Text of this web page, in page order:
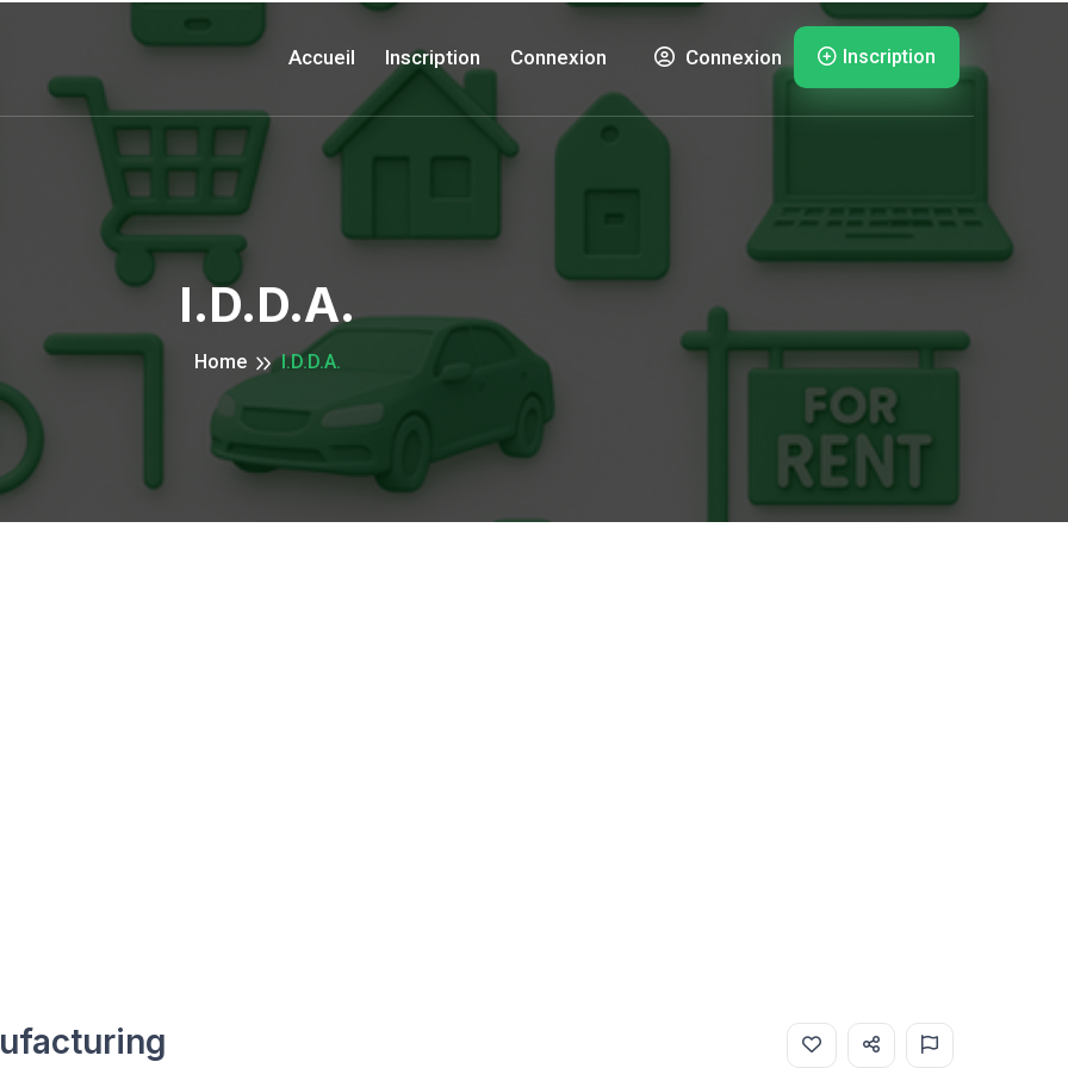
Accueil Inscription Connexion Connexion Inscription
I.d.d.a.
Home I.d.d.a.